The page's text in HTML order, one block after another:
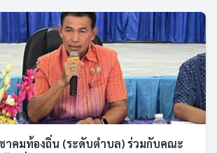
าคมท้องถิ่น (ระดับตำบล) ร่วมกับคณะ